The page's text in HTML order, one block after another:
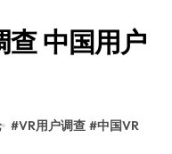
查 中国用户
#VR用户调查 #中国VR